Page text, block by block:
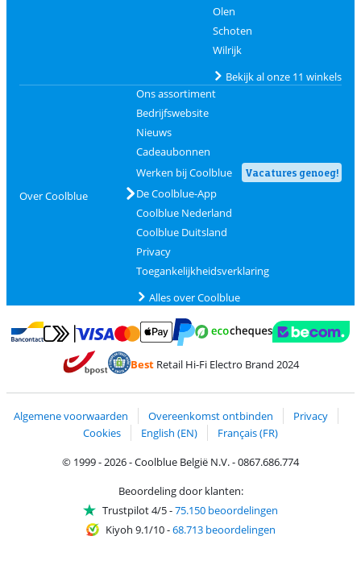
Olen
Schoten
Wilrijk
Bekijk al onze 11 winkels
Over Coolblue
Ons assortiment
Bedrijfswebsite
Nieuws
Cadeaubonnen
Werken bij Coolblue
Vacatures genoeg!
De Coolblue-App
Coolblue Nederland
Coolblue Duitsland
Privacy
Toegankelijkheidsverklaring
Alles over Coolblue
Betalen met Bancontact
Betalen met MasterCard en Visa via ClickToPay
Betalen met PayPal
BestRetail Hi-Fi Electro Brand 2024
Algemene voorwaarden Overeenkomst ontbinden
Privacy
Cookies
English (EN)
Français (FR)
© 1999 - 2026 - Coolblue België N.V. - 0867.686.774
Beoordeling door klanten:
Trustpilot 4/5-75.150 beoordelingen
Kiyoh 9.1/10-68.713 beoordelingen